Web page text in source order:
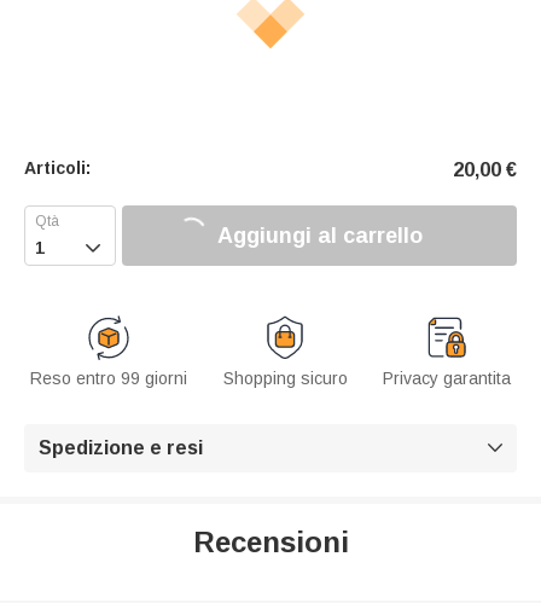
Articoli: 20,00 €
 Aggiungi al carrello
Reso entro 99 giorni Shopping sicuro Privacy garantita
Spedizione e resi 
Recensioni